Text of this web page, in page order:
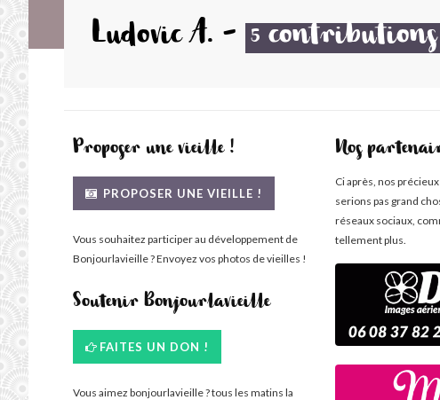
Ludovic A. - 5 contributions
Proposer une vieille !
PROPOSER UNE VIEILLE !
Vous souhaitez participer au développement de
Bonjourlavieille ? Envoyez vos photos de vieilles !
Soutenir Bonjourlavieille
FAITES UN DON !
Vous aimez bonjourlavieille ? tous les matins la
Nos
Ci après, nos
serions pas grand
réseaux sociaux,
tellement plus.